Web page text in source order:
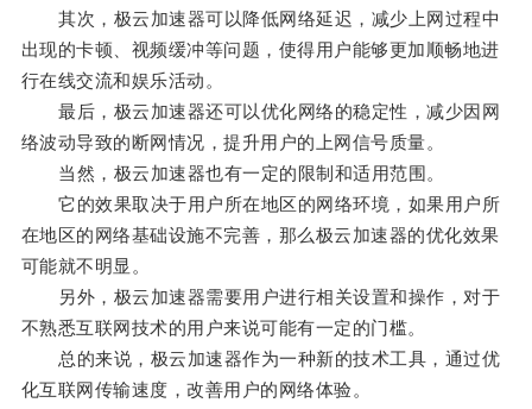
其次，极云加速器可以降低网络延迟，减少上网过程中
出现的卡顿、视频缓冲等问题，使得用户能够更加顺畅地进
行在线交流和娱乐活动。
最后，极云加速器还可以优化网络的稳定性，减少因网
络波动导致的断网情况，提升用户的上网信号质量。
当然，极云加速器也有一定的限制和适用范围。
它的效果取决于用户所在地区的网络环境，如果用户所
在地区的网络基础设施不完善，那么极云加速器的优化效果
可能就不明显。
另外，极云加速器需要用户进行相关设置和操作，对于
不熟悉互联网技术的用户来说可能有一定的门槛。
总的来说，极云加速器作为一种新的技术工具，通过优
化互联网传输速度，改善用户的网络体验。